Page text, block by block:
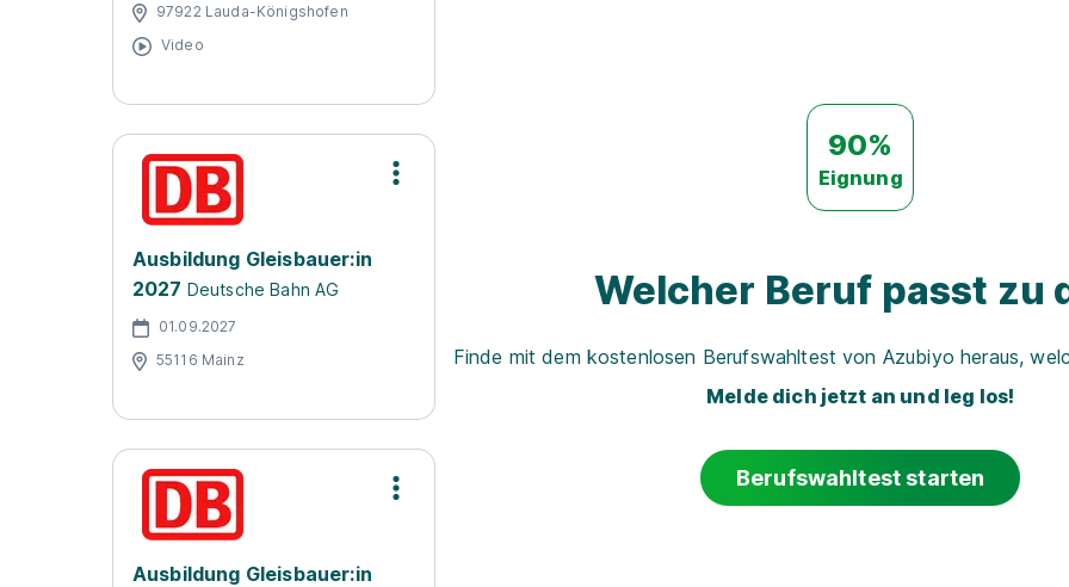
97922 Lauda-Königshofen
Video
Ausbildung Gleisbauer:in
2027 Deutsche Bahn AG
01.09.2027
55116 Mainz
Ausbildung Gleisbauer:in
90%
Eignung
Welcher Beruf passt zu
Finde mit dem kostenlosen Berufswahltest von Azubiyo heraus,
Melde dich jetzt an und leg los!
Berufswahltest starten